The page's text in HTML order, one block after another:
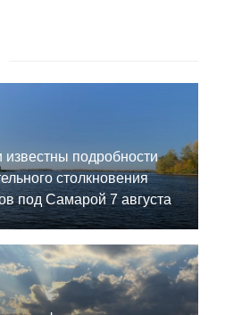
известны подробности
столкновения
под Самарой 7 августа